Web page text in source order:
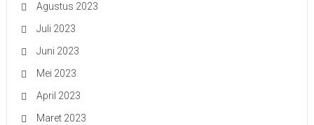
Agustus 2023
Juli 2023
Juni 2023
Mei 2023
April 2023
Maret 2023